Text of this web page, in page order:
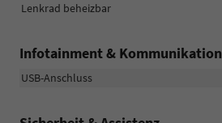
Lenkrad beheizbar
Infotainment & Kommunikation
USB-Anschluss